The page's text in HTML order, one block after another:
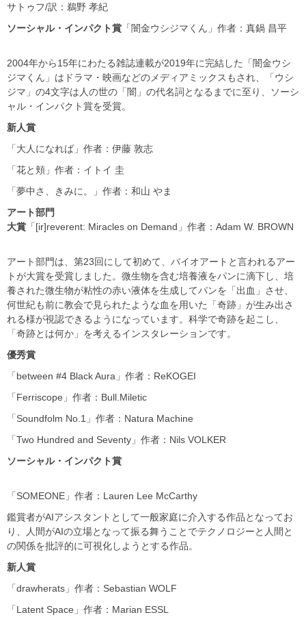
サトゥフ/訳：鵜野 孝紀
ソーシャル・インパクト賞 「闇金ウシジマくん」作者：真鍋 昌平
2004年から15年にわたる雑誌連載が2019年に完結した「闇金ウシ
ジマくん」はドラマ・映画などのメディアミックスもされ、「ウシ
ジマ」の4文字は人の世の「闇」の代名詞となるまでに至り、ソーシ
ャル・インパクト賞を受賞。
新人賞
「大人になれば」作者：伊藤 敦志
「花と頬」作者：イトイ 圭
「夢中さ、きみに。」作者：和山 やま
アート部門
大賞 「[ir]reverent: Miracles on Demand」作者：Adam W. BROWN
アート部門は、第23回にして初めて、バイオアートと言われるアー
トが大賞を受賞しました。微生物を含む培養液をパンに滴下し、培
養された微生物が粘性の赤い液体を生成してパンを「出血」させ、
何世紀も前に教会で見られたような血を用いた「奇跡」が生み出さ
れる様が視認できるようになっています。科学で奇跡を起こし、
「奇跡とは何か」を考えるインスタレーションです。
優秀賞
「between #4 Black Aura」作者：ReKOGEI
「Ferriscope」作者：Bull.Miletic
「Soundfolm No.1」作者：Natura Machine
「Two Hundred and Seventy」作者：Nils VOLKER
ソーシャル・インパクト賞
「SOMEONE」作者：Lauren Lee McCarthy
鑑賞者がAIアシスタントとして一般家庭に介入する作品となってお
り、人間がAIの立場となって振る舞うことでテクノロジーと人間と
の関係を批評的に可視化しようとする作品。
新人賞
「drawherats」作者：Sebastian WOLF
「Latent Space」作者：Marian ESSL